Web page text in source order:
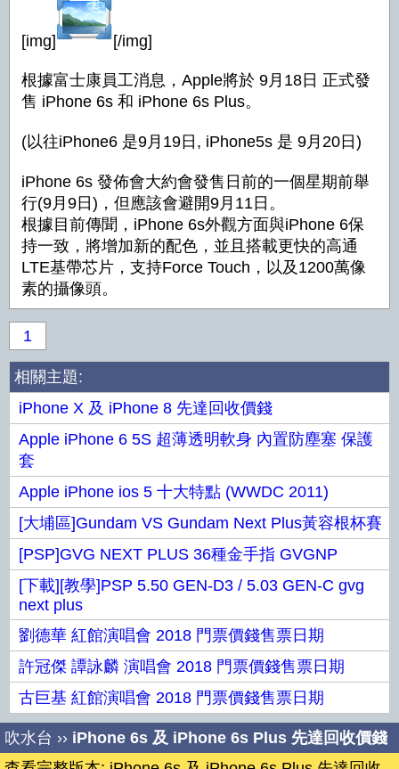
[img] [/img]
根據富士康員工消息，Apple將於 9月18日 正式發
售 iPhone 6s 和 iPhone 6s Plus。
(以往iPhone6 是9月19日, iPhone5s 是 9月20日)
iPhone 6s 發佈會大約會發售日前的一個星期前舉
行(9月9日)，但應該會避開9月11日。
根據目前傳聞，iPhone 6s外觀方面與iPhone 6保
持一致，將增加新的配色，並且搭載更快的高通
LTE基帶芯片，支持Force Touch，以及1200萬像
素的攝像頭。
1
相關主題:
iPhone X 及 iPhone 8 先達回收價錢
Apple iPhone 6 5S 超薄透明軟身 內置防塵塞 保護
套
Apple iPhone ios 5 十大特點 (WWDC 2011)
[大埔區]Gundam VS Gundam Next Plus黃容根杯賽
[PSP]GVG NEXT PLUS 36種金手指 GVGNP
[下載][教學]PSP 5.50 GEN-D3 / 5.03 GEN-C gvg
next plus
劉德華 紅館演唱會 2018 門票價錢售票日期
許冠傑 譚詠麟 演唱會 2018 門票價錢售票日期
古巨基 紅館演唱會 2018 門票價錢售票日期
吹水台 ›› iPhone 6s 及 iPhone 6s Plus 先達回收價錢